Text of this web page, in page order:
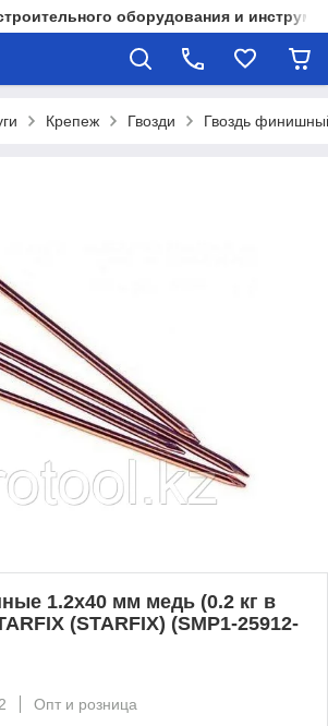
оборудования и
Крепеж Гвозди Гвоздь
1.2х40 мм медь (0.2 кг в
(STARFIX) (SMP1-25912-
Опт и розница